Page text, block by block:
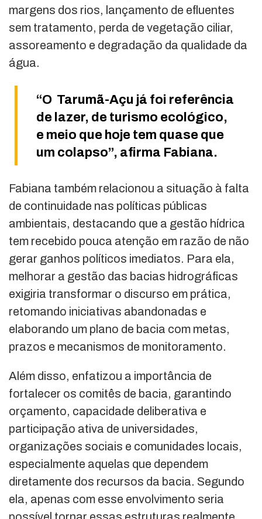
margens dos rios, lançamento de efluentes
sem tratamento, perda de vegetação ciliar,
assoreamento e degradação da qualidade da
água.
“O Tarumã-Açu já foi referência
de lazer, de turismo ecológico,
e meio que hoje tem quase que
um colapso”, afirma Fabiana.
Fabiana também relacionou a situação à falta
de continuidade nas políticas públicas
ambientais, destacando que a gestão hídrica
tem recebido pouca atenção em razão de não
gerar ganhos políticos imediatos. Para ela,
melhorar a gestão das bacias hidrográficas
exigiria transformar o discurso em prática,
retomando iniciativas abandonadas e
elaborando um plano de bacia com metas,
prazos e mecanismos de monitoramento.
Além disso, enfatizou a importância de
fortalecer os comitês de bacia, garantindo
orçamento, capacidade deliberativa e
participação ativa de universidades,
organizações sociais e comunidades locais,
especialmente aquelas que dependem
diretamente dos recursos da bacia. Segundo
ela, apenas com esse envolvimento seria